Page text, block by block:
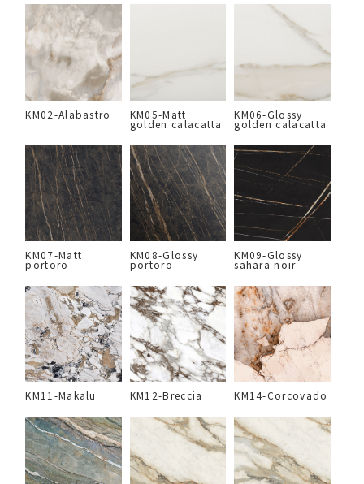
KM02-Alabastro KM05-Matt
golden calacatta
KM06-Glossy
golden calacatta
KM07-Matt
portoro
KM08-Glossy
portoro
KM09-Glossy
sahara noir
KM11-Makalu KM12-Breccia KM14-Corcovado